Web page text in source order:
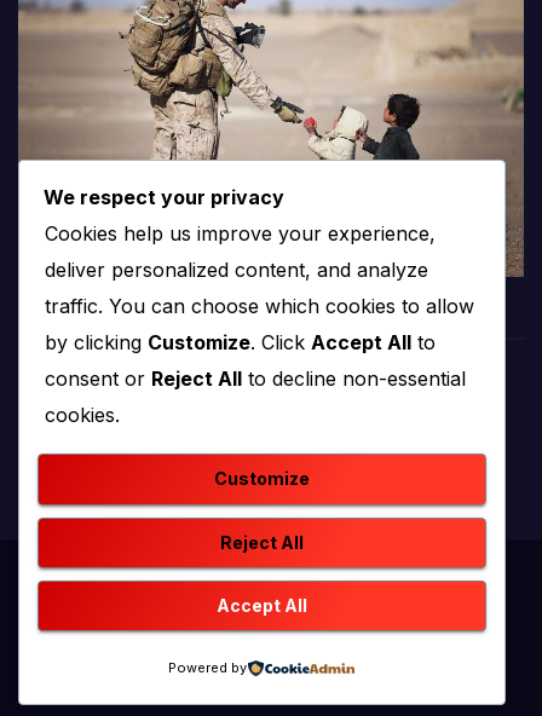
produkcija i emitiranje tv programa
Proudly powered by WordPress|Theme: newstack by
Themeansar
O nama
We respect your privacy
Cookies help us improve your experience,
deliver personalized content, and analyze
traffic. You can choose which cookies to allow
by clicking Customize. Click Accept All to
consent or Reject All to decline non-essential
cookies.
Customize
Reject All
Accept All
Powered by